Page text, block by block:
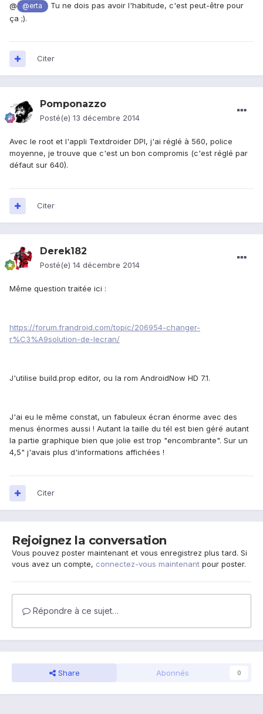
@ @erta
Tu ne dois pas avoir l'habitude, c'est peut-être pour
ça ;).
Citer
Pomponazzo
Posté(e) 13 décembre 2014
Avec le root et l'appli Textdroider DPI, j'ai réglé à 560, police
moyenne, je trouve que c'est un bon compromis (c'est réglé par
défaut sur 640).
Citer
Derek182
Posté(e) 14 décembre 2014
Même question traitée ici :
https://forum.frandroid.com/topic/206954-changer-
r%C3%A9solution-de-lecran/
J'utilise build.prop editor, ou la rom AndroidNow HD 7.1.
J'ai eu le même constat, un fabuleux écran énorme avec des
menus énormes aussi ! Autant la taille du tél est bien géré autant
la partie graphique bien que jolie est trop "encombrante". Sur un
4,5" j'avais plus d'informations affichées !
Citer
Rejoignez la conversation
Vous pouvez poster maintenant et vous enregistrez plus tard. Si
vous avez un compte, connectez-vous maintenant pour poster.
Répondre à ce sujet…
Share Abonnés 0